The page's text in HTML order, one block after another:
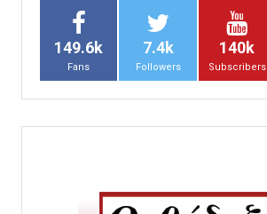
149.6k
Fans
7.4k
Followers
140k
Subscribers